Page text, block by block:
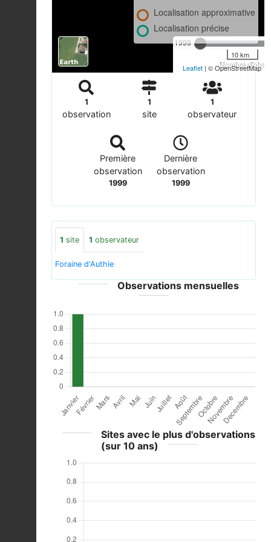
1999
Nombre
Localisation approximative
Localisation précise
10 km
Leaflet | © OpenStreetMap
1
observation
1
site
1
observateur
Première
observation
1999
Dernière
observation
1999
1 site 1 observateur
Foraine d'Authie
Observations mensuelles
Sites avec le plus d'observations
(sur 10 ans)